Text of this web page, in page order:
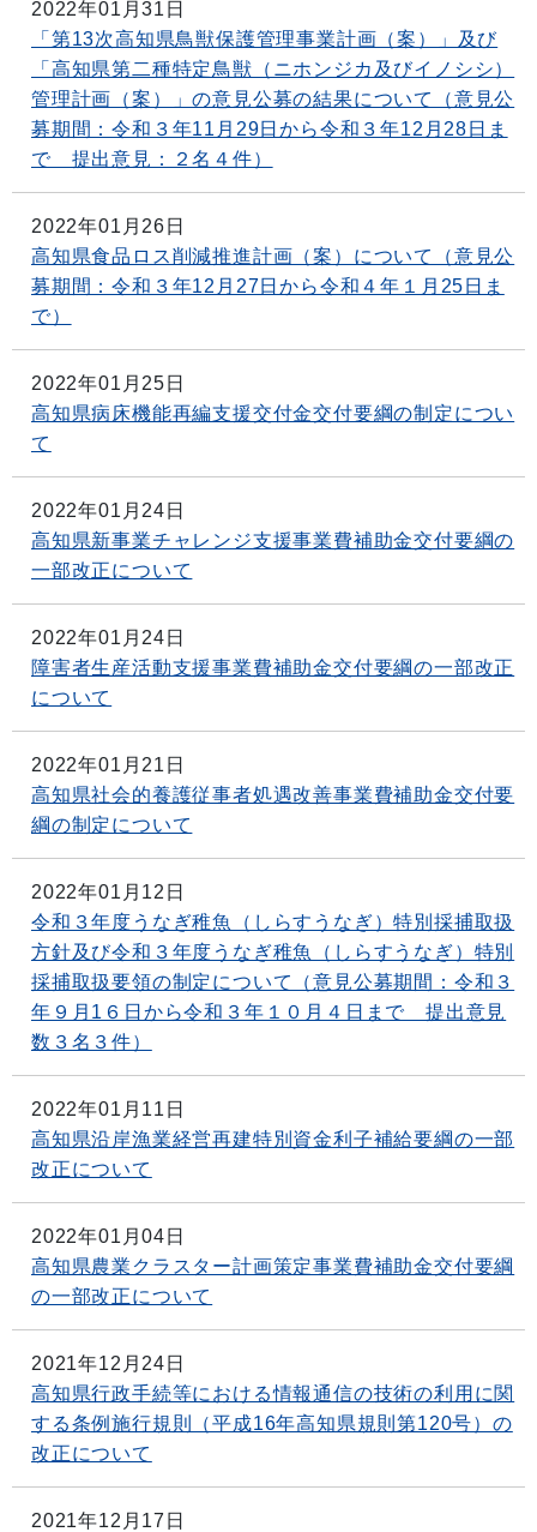
2022年01月31日
「第13次高知県鳥獣保護管理事業計画（案）」及び
「高知県第二種特定鳥獣（ニホンジカ及びイノシシ）
管理計画（案）」の意見公募の結果について（意見公
募期間：令和３年11月29日から令和３年12月28日ま
で 提出意見：２名４件）
2022年01月26日
高知県食品ロス削減推進計画（案）について（意見公
募期間：令和３年12月27日から令和４年１月25日ま
で）
2022年01月25日
高知県病床機能再編支援交付金交付要綱の制定につい
て
2022年01月24日
高知県新事業チャレンジ支援事業費補助金交付要綱の
一部改正について
2022年01月24日
障害者生産活動支援事業費補助金交付要綱の一部改正
について
2022年01月21日
高知県社会的養護従事者処遇改善事業費補助金交付要
綱の制定について
2022年01月12日
令和３年度うなぎ稚魚（しらすうなぎ）特別採捕取扱
方針及び令和３年度うなぎ稚魚（しらすうなぎ）特別
採捕取扱要領の制定について（意見公募期間：令和３
年９月1６日から令和３年１０月４日まで 提出意見
数３名３件）
2022年01月11日
高知県沿岸漁業経営再建特別資金利子補給要綱の一部
改正について
2022年01月04日
高知県農業クラスター計画策定事業費補助金交付要綱
の一部改正について
2021年12月24日
高知県行政手続等における情報通信の技術の利用に関
する条例施行規則（平成16年高知県規則第120号）の
改正について
2021年12月17日